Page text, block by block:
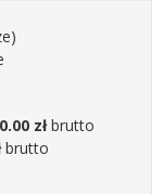
0.00 złbrutto
brutto